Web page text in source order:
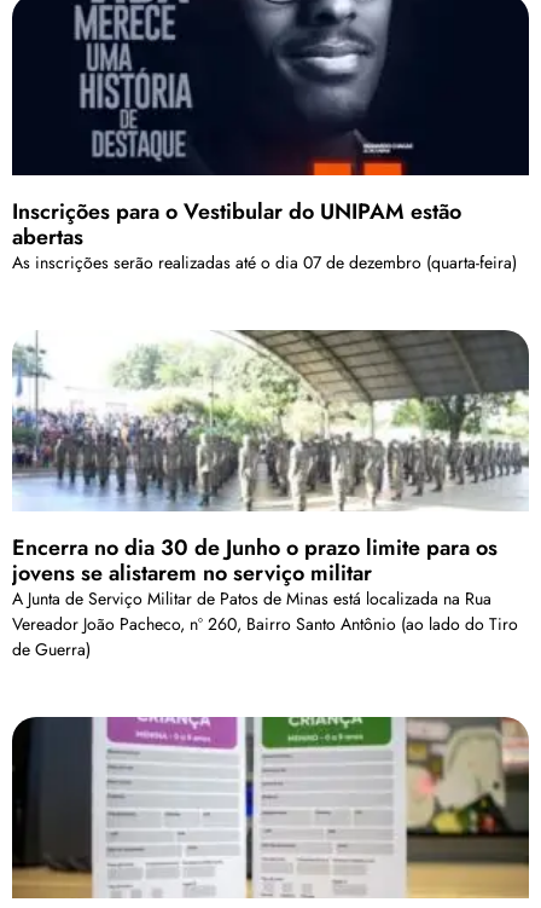
Inscrições para o Vestibular do UNIPAM estão
abertas
As inscrições serão realizadas até o dia 07 de dezembro (quarta-feira)
Encerra no dia 30 de Junho o prazo limite para os
jovens se alistarem no serviço militar
A Junta de Serviço Militar de Patos de Minas está localizada na Rua
Vereador João Pacheco, nº 260, Bairro Santo Antônio (ao lado do Tiro
de Guerra)